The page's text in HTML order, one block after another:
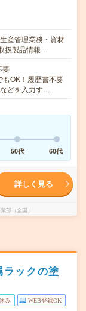
産管理業務・資材
扱製品情報…
要
OK！履歴書不要
どを入力す…
50代 60代
詳しく見る
部（全国）
ラックの塗
み WEB登録OK